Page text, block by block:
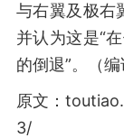
与右翼及极右
并认为这是“
的倒退”。（编
原文：
3/